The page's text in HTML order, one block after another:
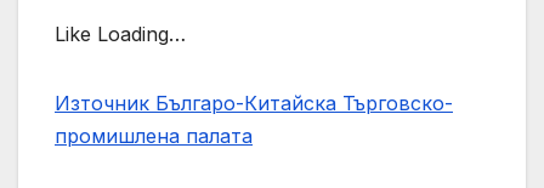
Like Loading…
Източник Българо-Китайска Търговско-
промишлена палaта